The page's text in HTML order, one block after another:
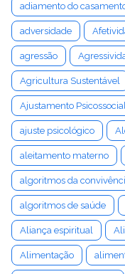
adiamento do
adversidade
agressão
Agricultura Sustentável
Ajustamento
ajuste psicológico
aleitamento materno
algoritmos da
algoritmos de saúde
Aliança espiritual
Alimentação